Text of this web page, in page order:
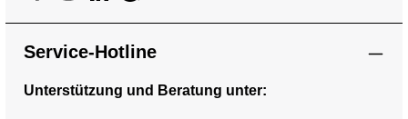
Service-Hotline
Unterstützung und Beratung unter: